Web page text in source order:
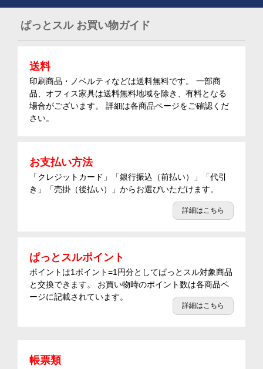
ぱっとスル お買い物ガイド
送料
印刷商品・ノベルティなどは送料無料です。 一部商
品、オフィス家具は送料無料地域を除き、有料となる
場合がございます。 詳細は各商品ページをご確認くだ
さい。
お支払い方法
「クレジットカード」「銀行振込（前払い）」「代引
き」「売掛（後払い）」からお選びいただけます。
詳細はこちら
ぱっとスルポイント
ポイントは1ポイント=1円分としてぱっとスル対象商品
と交換できます。 お買い物時のポイント数は各商品ペ
ージに記載されています。
詳細はこちら
帳票類